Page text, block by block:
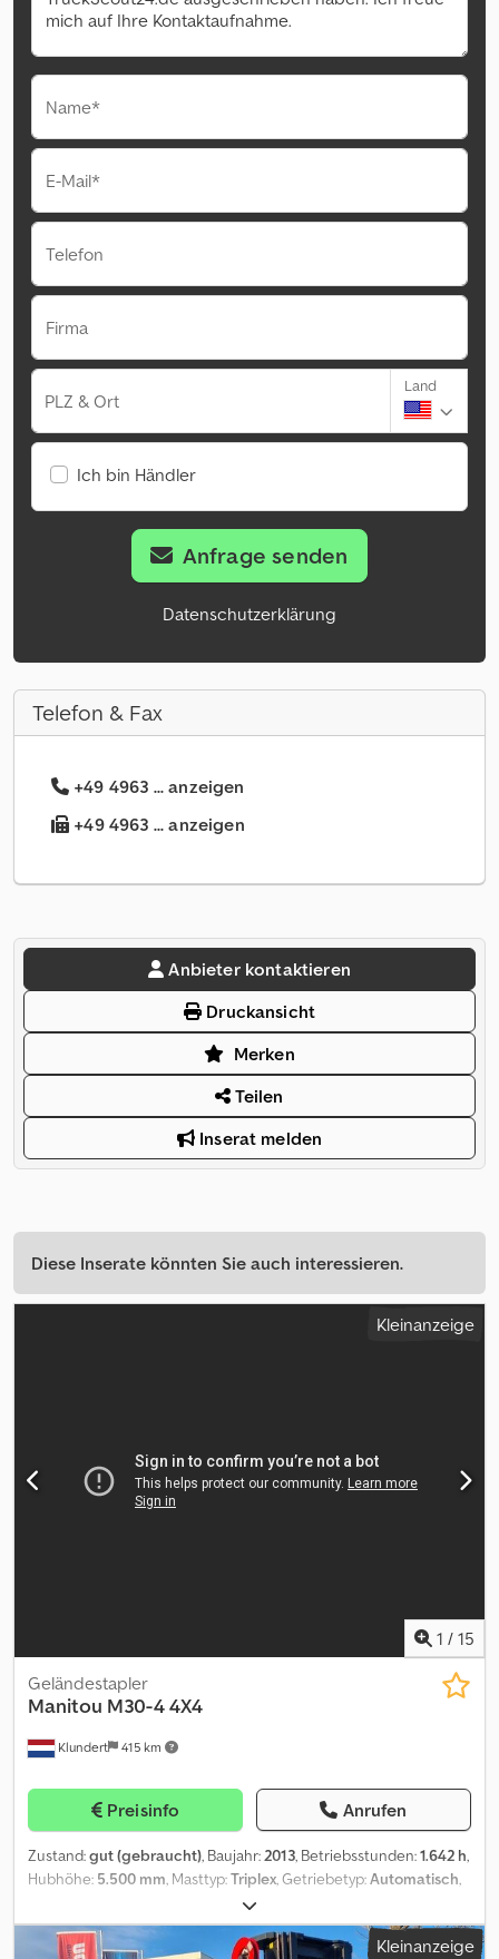
Name*
E-Mail*
Telefon
Firma
PLZ & Ort
Land
Ich bin Händler
Anfrage senden
Datenschutzerklärung
Telefon & Fax
+49 4963 ... anzeigen
+49 4963 ... anzeigen
Anbieter kontaktieren
Druckansicht
Merken
Teilen
Inserat melden
Diese Inserate könnten Sie auch interessieren.
Kleinanzeige
1 / 15
Klundert 415 km
Geländestapler
Manitou M30-4 4X4
Preisinfo Anrufen
Zustand:gut (gebraucht), Baujahr:2013, Betriebsstunden:1.642 h,
Hubhöhe: 5.500 mm, Masttyp:Triplex, Getriebetyp:Automatisch,
, Gesamthöhe:
3.500 mm, Gesamtbreite:1.920 mm, Farbe:Rot, MACHINE: Rough
terrain forklift BRAND: Manitou MODEL: M30-4 YEAR OFKleinanzeige